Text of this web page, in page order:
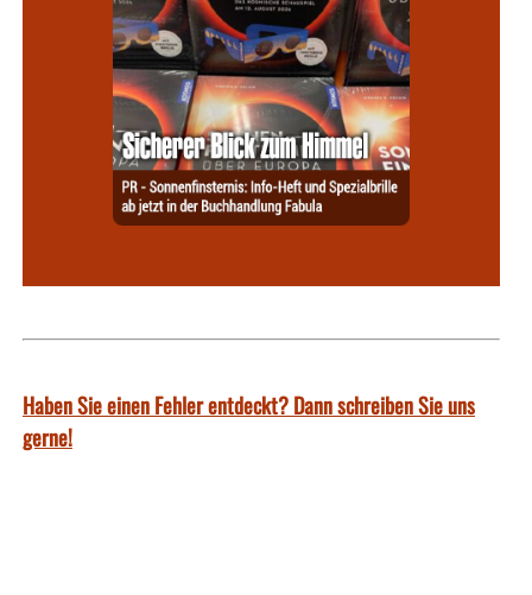
Haben Sie einen Fehler entdeckt? Dann schreiben Sie uns
gerne!